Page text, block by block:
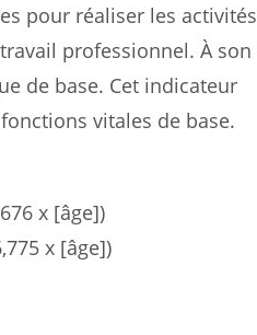
pour réaliser les activités
professionnel. À son
de base. Cet indicateur
vitales de base.
x [âge])
x [âge])